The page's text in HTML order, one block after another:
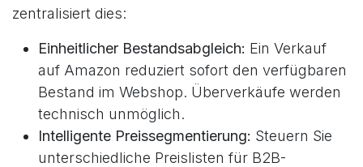
zentralisiert dies:
Einheitlicher Bestandsabgleich: Ein Verkauf
auf Amazon reduziert sofort den verfügbaren
Bestand im Webshop. Überverkäufe werden
technisch unmöglich.
Intelligente Preissegmentierung: Steuern Sie
unterschiedliche Preislisten für B2B-